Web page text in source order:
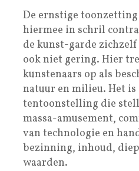
De ernstige
hiermee in schril
de kunst-garde
ook niet gering. Hier
kunstenaars op als
natuur en milieu. Het
tentoonstelling die
massa-amusement,
van technologie en
bezinning, inhoud,
waarden.